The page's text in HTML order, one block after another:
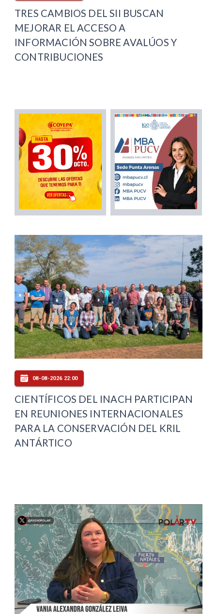
TRES CAMBIOS DEL SII BUSCAN
MEJORAR EL ACCESO A
INFORMACIÓN SOBRE AVALÚOS Y
CONTRIBUCIONES
08-08-2026 22:00
CIENTÍFICOS DEL INACH PARTICIPAN
EN REUNIONES INTERNACIONALES
PARA LA CONSERVACIÓN DEL KRIL
ANTÁRTICO